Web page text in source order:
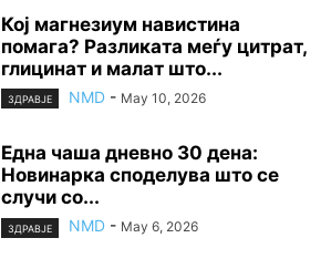
Кој магнезиум навистина
помага? Разликата меѓу цитрат,
глицинат и малат што...
ЗДРАВЈЕ NMD - May 10, 2026
Една чаша дневно 30 дена:
Новинарка споделува што се
случи со...
ЗДРАВЈЕ NMD - May 6, 2026